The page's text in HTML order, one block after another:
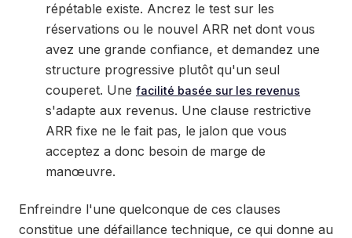
répétable existe. Ancrez le test sur les
réservations ou le nouvel ARR net dont vous
avez une grande confiance, et demandez une
structure progressive plutôt qu'un seul
couperet. Une facilité basée sur les revenus
s'adapte aux revenus. Une clause restrictive
ARR fixe ne le fait pas, le jalon que vous
acceptez a donc besoin de marge de
manœuvre.
Enfreindre l'une quelconque de ces clauses
constitue une défaillance technique, ce qui donne au